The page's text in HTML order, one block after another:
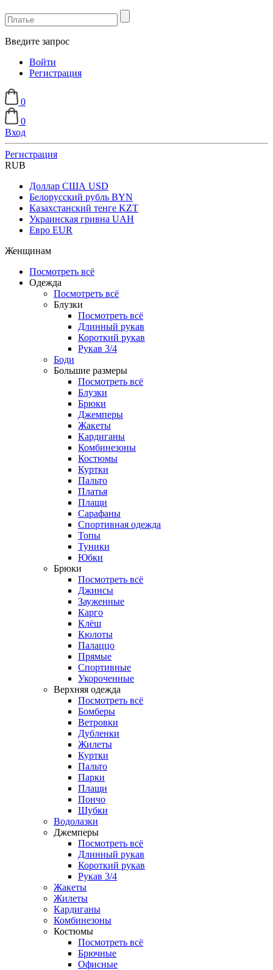
Введите запрос
Войти
Регистрация
0
0
Вход
Регистрация
RUB
Доллар США USD
Белорусский рубль BYN
Казахстанский тенге KZT
Украинская гривна UAH
Евро EUR
Женщинам
Посмотреть всё
Одежда
Посмотреть всё
Блузки
Посмотреть всё
Длинный рукав
Короткий рукав
Рукав 3/4
Боди
Большие размеры
Посмотреть всё
Блузки
Брюки
Джемперы
Жакеты
Кардиганы
Комбинезоны
Костюмы
Куртки
Пальто
Платья
Плащи
Сарафаны
Спортивная одежда
Топы
Туники
Юбки
Брюки
Посмотреть всё
Джинсы
Зауженные
Карго
Клёш
Кюлоты
Палаццо
Прямые
Спортивные
Укороченные
Верхняя одежда
Посмотреть всё
Бомберы
Ветровки
Дубленки
Жилеты
Куртки
Пальто
Парки
Плащи
Пончо
Шубки
Водолазки
Джемперы
Посмотреть всё
Длинный рукав
Короткий рукав
Рукав 3/4
Жакеты
Жилеты
Кардиганы
Комбинезоны
Костюмы
Посмотреть всё
Брючные
Офисные